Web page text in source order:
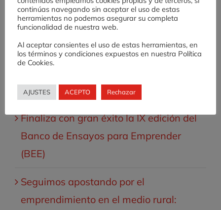
Valnalón lanza la X Edición del Banco
de Ensayos para Emprender (BEE)
Desafío AE: una experiencia de
Educación Secundaria
Finaliza con gran éxito la IX edición del
Banco de Ensayos para Emprender
(BEE)
Seguimos apostando por el
emprendimiento en el medio rural:
continúas navegando sin aceptar el uso de estas
herramientas no podemos asegurar su completa
funcionalidad de nuestra web.
Al aceptar consientes el uso de estas herramientas, en
los términos y condiciones expuestos en nuestra Política
de Cookies.
AJUSTES ACEPTO Rechazar